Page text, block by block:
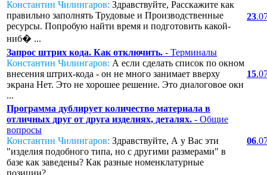
Константин Чилингаров: Здравствуйте, Расскажите как
правильно заполнять Трудовые и Производственные
ресурсы. Попробую найти время и подготовить какой-
ниб� ...
23
Запрос штрих кода. Как отключить. - Терминалы
Константин Чилингаров: А если сделать список по окном
внесения штрих-кода - он не много занимает вверху
экрана Нет. Это не хорошее решение. Это диалоговое окн
...
15
Программа дублирует количество материала в
отличных друг от друга изделиях, деталях. - Общие
вопросы
Константин Чилингаров: Здравствуйте, А у Вас эти
"изделия подобного типа, но с другими размерами" в
базе как заведены? Как разные номенклатурные
позиции? ...
06